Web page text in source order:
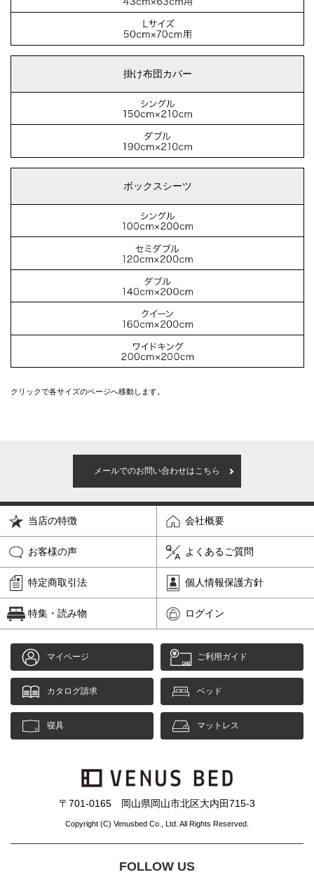
掛け布団カバー
ボックスシーツ
クリックで各サイズのページへ移動します。
メールでのお問い合わせはこちら
当店の特徴 会社概要
お客様の声 よくあるご質問
特定商取引法 個人情報保護方針
特集・読み物 ログイン
マイページ ご利用ガイド
カタログ請求 ベッド
寝具 マットレス
〒701-0165 岡山県岡山市北区大内田715-3
Copyright (C) Venusbed Co., Ltd. All Rights Reserved.
FOLLOW US